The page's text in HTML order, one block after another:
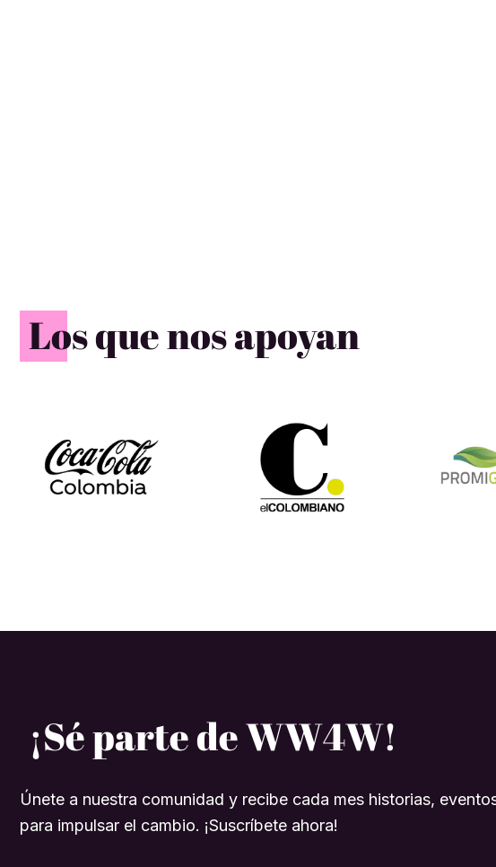
Los que nos apoyan
¡Sé parte de WW4W!
Únete a nuestra comunidad y recibe cada mes historias,
para impulsar el cambio. ¡Suscríbete ahora!